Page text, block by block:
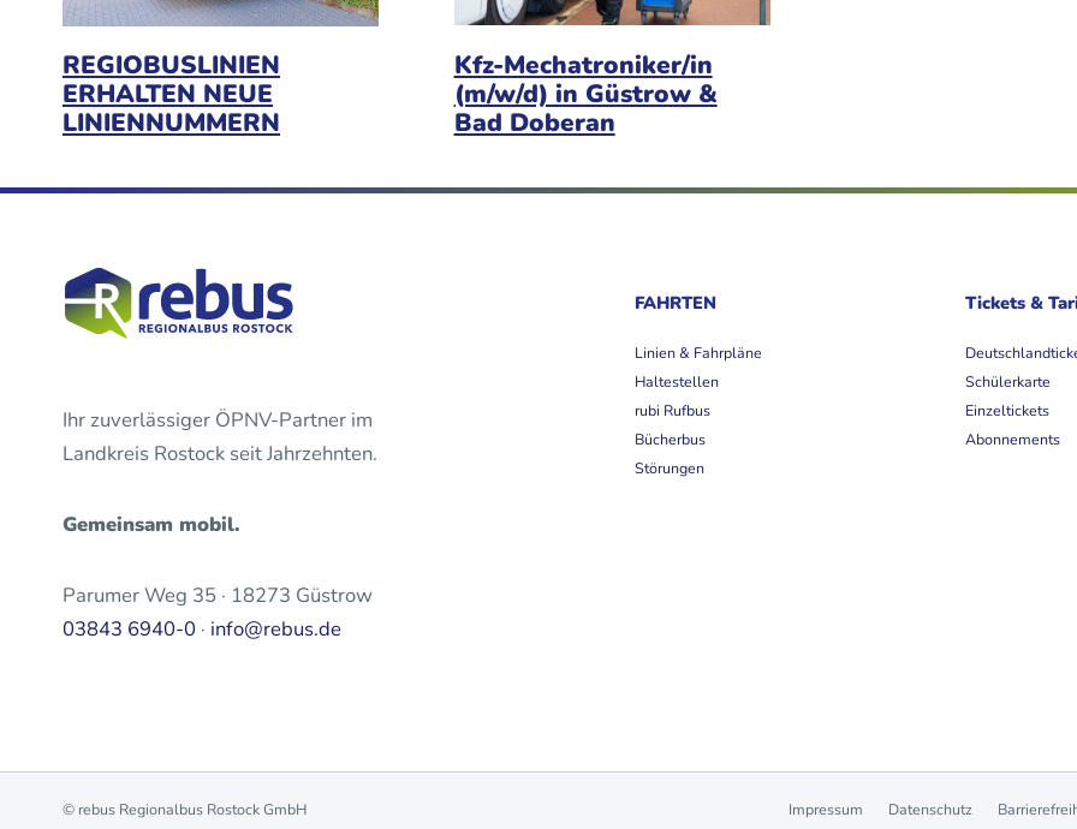
REGIOBUSLINIEN
ERHALTEN NEUE
LINIENNUMMERN
Kfz-Mechatroniker/in
(m/w/d) in Güstrow &
Bad Doberan
Ihr zuverlässiger ÖPNV-Partner im
Landkreis Rostock seit Jahrzehnten.
Gemeinsam mobil.
Parumer Weg 35 · 18273 Güstrow
03843 6940-0 · info@rebus.de
FAHRTEN
Linien & Fahrpläne
Haltestellen
rubi Rufbus
Bücherbus
Störungen
Tickets &
Schülerkarte
Einzeltickets
Abonnements
© rebus Regionalbus Rostock GmbH Impressum Datenschutz